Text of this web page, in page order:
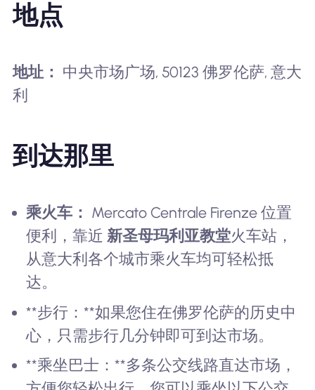
地点
地址： 中央市场广场, 50123 佛罗伦萨, 意大
利
到达那里
乘火车： Mercato Centrale Firenze 位置
便利，靠近 新圣母玛利亚教堂火车站，
从意大利各个城市乘火车均可轻松抵
达。
**步行：**如果您住在佛罗伦萨的历史中
心，只需步行几分钟即可到达市场。
**乘坐巴士：**多条公交线路直达市场，